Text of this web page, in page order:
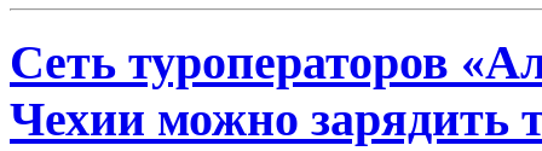
Сеть туроператоров
Чехии можно зарядить